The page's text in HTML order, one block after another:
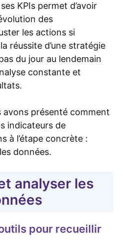
KPIs permet d’avoir
des
les actions si
réussite d’une stratégie
du jour au lendemain
constante et
avons présenté comment
indicateurs de
à l’étape concrète :
données.
analyser les
pour recueillir